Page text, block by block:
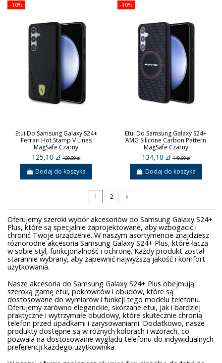
-10%
Etui Do Samsung Galaxy S24+
Ferrari Hot Stamp V Lines
MagSafe Czarny
125,10 zł139,00 zł
Dodaj do koszyka
-10%
Etui Do Samsung Galaxy S24+
AMG Silicone Carbon Pattern
MagSafe Czarny
134,10 zł 149,00 zł
Dodaj do koszyka
1 2
Oferujemy szeroki wybór akcesoriów do Samsung Galaxy S24+
Plus, które są specjalnie zaprojektowane, aby wzbogacić i
chronić Twoje urządzenie. W naszym asortymencie znajdziesz
różnorodne akcesoria Samsung Galaxy S24+ Plus, które łączą
w sobie styl, funkcjonalność i ochronę. Każdy produkt został
starannie wybrany, aby zapewnić najwyższą jakość i komfort
użytkowania.
Nasze akcesoria do Samsung Galaxy S24+ Plus obejmują
szeroką gamę etui, pokrowców i obudów, które są
dostosowane do wymiarów i funkcji tego modelu telefonu.
Oferujemy zarówno eleganckie, skórzane etui, jak i bardziej
praktyczne i wytrzymałe obudowy, które skutecznie chronią
telefon przed upadkami i zarysowaniami. Dodatkowo, nasze
produkty dostępne są w różnych kolorach i wzorach, co
pozwala na dostosowanie wyglądu telefonu do indywidualnych
preferencji każdego użytkownika.